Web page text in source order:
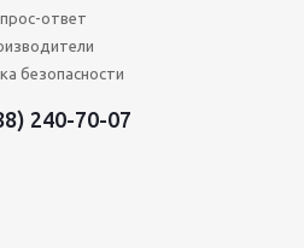
ответ
безопасности
240-70-07